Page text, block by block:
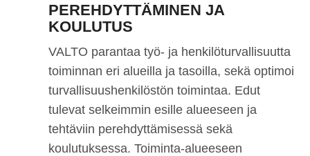
PEREHDYTTÄMINEN JA
KOULUTUS
VALTO parantaa työ- ja henkilöturvallisuutta
toiminnan eri alueilla ja tasoilla, sekä optimoi
turvallisuushenkilöstön toimintaa. Edut
tulevat selkeimmin esille alueeseen ja
tehtäviin perehdyttämisessä sekä
koulutuksessa. Toiminta-alueeseen